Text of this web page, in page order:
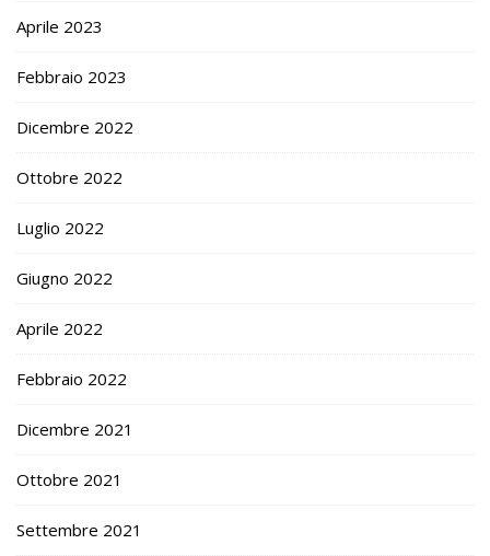
Aprile 2023
Febbraio 2023
Dicembre 2022
Ottobre 2022
Luglio 2022
Giugno 2022
Aprile 2022
Febbraio 2022
Dicembre 2021
Ottobre 2021
Settembre 2021